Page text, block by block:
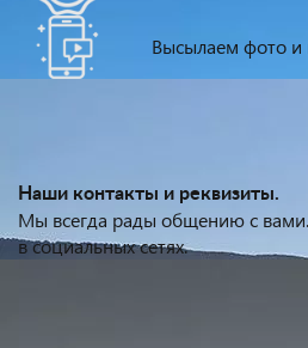
Высылаем фото и
Наши контакты и реквизиты.
Мы всегда рады общению с
в социальных сетях.